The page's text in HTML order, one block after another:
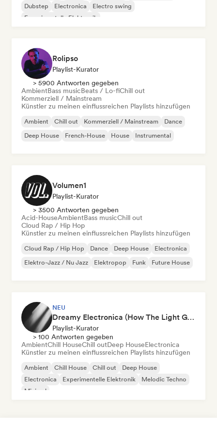
Dubstep
Electronica
Electro swing
Experimentelle Elektronik
Rolipso
Playlist-Kurator
> 5900 Antworten gegeben
AmbientBass musicBeats / Lo-fiChill out
Kommerziell / Mainstream
Künstler zu meinen einflussreichen Playlists hinzufügen
Ambient Chill out Kommerziell / Mainstream
Dance
Deep House
French-House House Instrumental
Volumen1
Playlist-Kurator
> 3500 Antworten gegeben
Acid-HouseAmbientBass musicChill out
Cloud Rap / Hip Hop
Künstler zu meinen einflussreichen Playlists hinzufügen
Cloud Rap / Hip Hop Dance Deep House
Electronica
Elektro-Jazz / Nu Jazz
Elektropop Funk Future House
NEU
Dreamy Electronica (How The Light Gets In)
Playlist-Kurator
> 100 Antworten gegeben
AmbientChill HouseChill outDeep HouseElectronica
Künstler zu meinen einflussreichen Playlists hinzufügen
Ambient Chill House Chill out
Deep House
Electronica
Experimentelle Elektronik
Melodic Techno
Minimal